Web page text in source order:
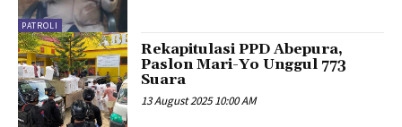
PATROLI
Rekapitulasi PPD Abepura,
Paslon Mari-Yo Unggul 773
Suara
13 August 2025 10:00 AM